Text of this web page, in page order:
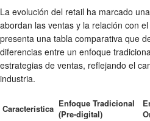
La evolución del retail ha marcado
abordan las ventas y la relación con
presenta una tabla comparativa que
diferencias entre un enfoque
estrategias de ventas, reflejando el
industria.
Característica Enfoque Tradicional
(Pre-digital)